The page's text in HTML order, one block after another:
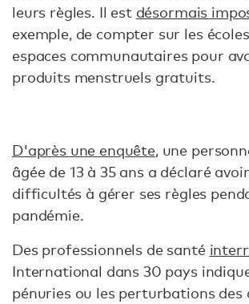
leurs règles. Il est désormais
exemple, de compter sur les
espaces communautaires pour
produits menstruels gratuits.
D'après une enquête, une
âgée de 13 à 35 ans a déclaré
difficultés à gérer ses règles
pandémie.
Des professionnels de santé
International dans 30 pays
pénuries ou les perturbations des